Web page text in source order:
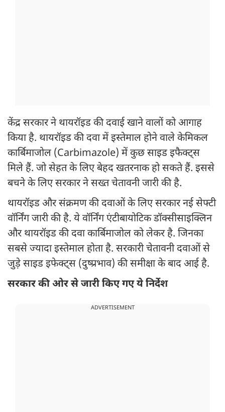
केंद्र सरकार ने थायरॉइड की दवाई खाने वालों को आगाह
किया है. थायरॉइड की दवा में इस्तेमाल होने वाले केमिकल
कार्बिमाजोल (Carbimazole) में कुछ साइड इफैक्ट्स
मिले हैं. जो सेहत के लिए बेहद खतरनाक हो सकते हैं. इससे
बचने के लिए सरकार ने सख्त चेतावनी जारी की है.
थायरॉइड और संक्रमण की दवाओं के लिए सरकार नई सेफ्टी
वॉर्निंग जारी की है. ये वॉर्निंग एंटीबायोटिक डॉक्सीसाइक्लिन
और थायरॉइड की दवा कार्बिमाजोल को लेकर है. जिनका
सबसे ज्यादा इस्तेमाल होता है. सरकारी चेतावनी दवाओं से
जुड़े साइड इफेक्ट्स (दुष्प्रभाव) की समीक्षा के बाद आई है.
सरकार की ओर से जारी किए गए ये निर्देश
ADVERTISEMENT